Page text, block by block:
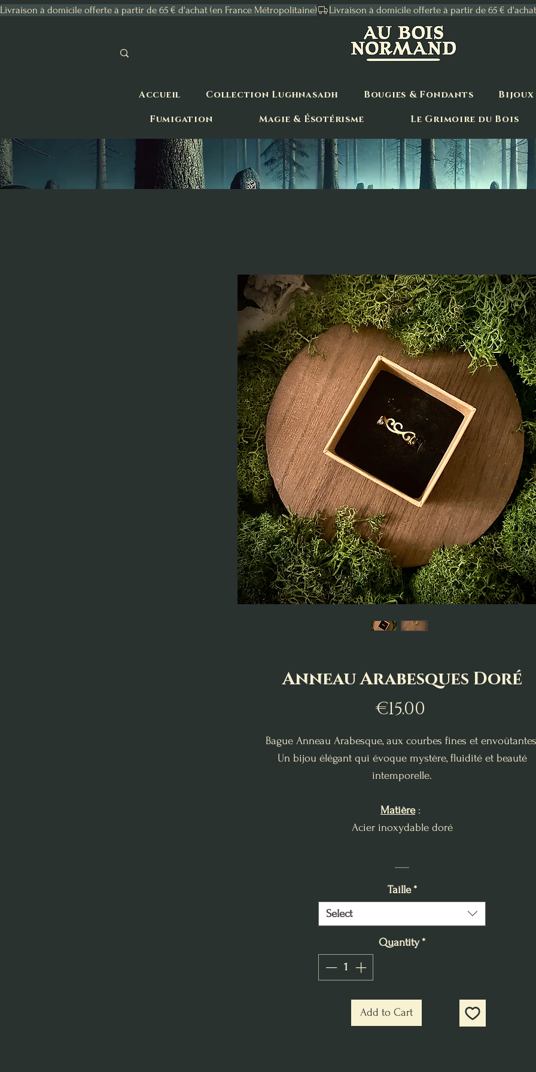
Livraison à domicile offerte à partir de 65 € d'achat (en France Métropolitaine)
Accueil Collection Lughnasadh Bougies & Fondants
Bijoux
Fumigation
Magie & Ésotérisme Le Grimoire du Bois
Anneau Arabesques Doré
€15.00
Bague Anneau Arabesque, aux courbes fines et
Un bijou élégant qui évoque mystère, fluidité et beauté
intemporelle.
Matière:
Acier inoxydable doré
Taille *
Select
Quantity*
Add to Cart